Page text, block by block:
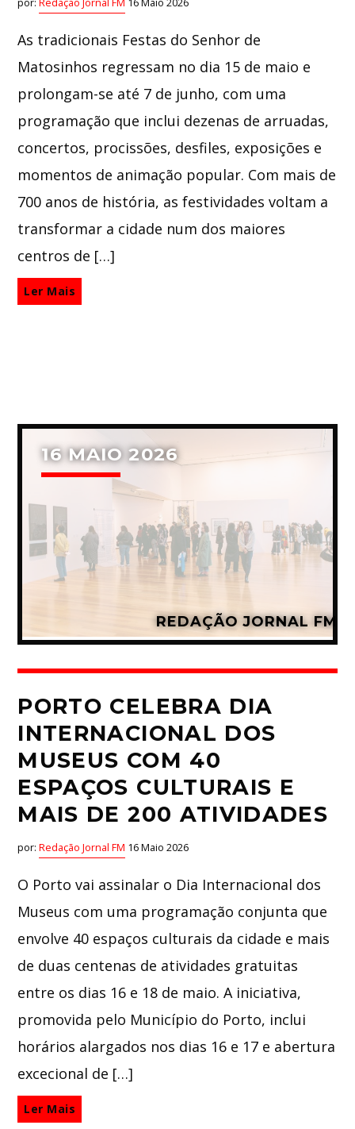
As tradicionais Festas do Senhor de
Matosinhos regressam no dia 15 de maio e
prolongam-se até 7 de junho, com uma
programação que inclui dezenas de arruadas,
concertos, procissões, desfiles, exposições e
momentos de animação popular. Com mais de
700 anos de história, as festividades voltam a
transformar a cidade num dos maiores
centros de […]
Ler Mais
16 MAIO 2026
REDAÇÃO JORNAL FM
PORTO CELEBRA DIA
INTERNACIONAL DOS
MUSEUS COM 40
ESPAÇOS CULTURAIS E
MAIS DE 200 ATIVIDADES
por:Redação Jornal FM 16 Maio 2026
O Porto vai assinalar o Dia Internacional dos
Museus com uma programação conjunta que
envolve 40 espaços culturais da cidade e mais
de duas centenas de atividades gratuitas
entre os dias 16 e 18 de maio. A iniciativa,
promovida pelo Município do Porto, inclui
horários alargados nos dias 16 e 17 e abertura
excecional de […]
Ler Mais